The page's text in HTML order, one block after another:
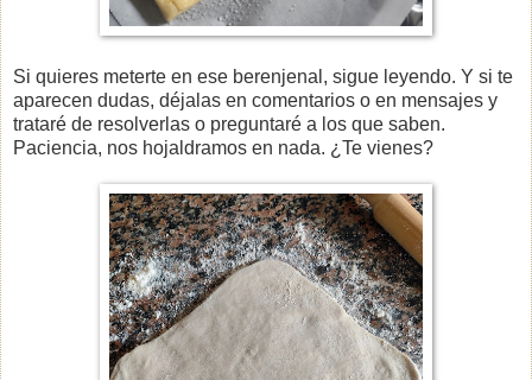
Si quieres meterte en ese berenjenal, sigue leyendo. Y si te
aparecen dudas, déjalas en comentarios o en mensajes y
trataré de resolverlas o preguntaré a los que saben.
Paciencia, nos hojaldramos en nada. ¿Te vienes?